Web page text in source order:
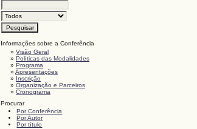
Informações sobre a Conferência
»Visão Geral
»Políticas das Modalidades
»Programa
»Apresentações
» Inscrição
»Organização e Parceiros
»Cronograma
Procurar
Por Conferência
Por Autor
Por título